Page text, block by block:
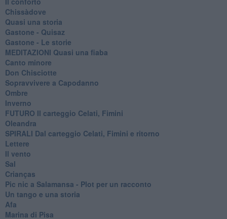
Chissàdove
Quasi una storia
Gastone - Quisaz
Gastone - Le storie
MEDITAZIONI Quasi una fiaba
Canto minore
Don Chisciotte
Sopravvivere a Capodanno
Ombre
Inverno
FUTURO Il carteggio Celati, Fimini
Oleandra
SPIRALI Dal carteggio Celati, Fimini e ritorno
Lettere
Il vento
Sal
Crianças
Pic nic a Salamansa - Plot per un racconto
Un tango e una storia
Afa
Marina di Pisa